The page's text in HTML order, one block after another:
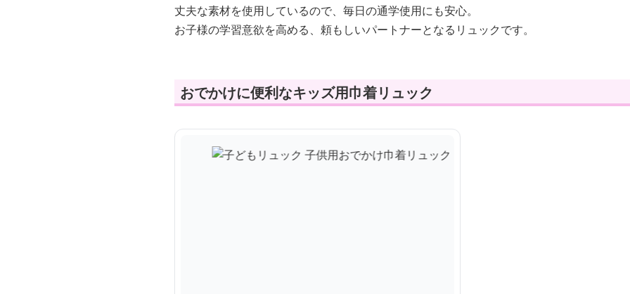
丈夫な素材を使用しているので、毎日の通学使用にも安心。
お子様の学習意欲を高める、頼もしいパートナーとなるリュックです。
おでかけに便利なキッズ用巾着リュック